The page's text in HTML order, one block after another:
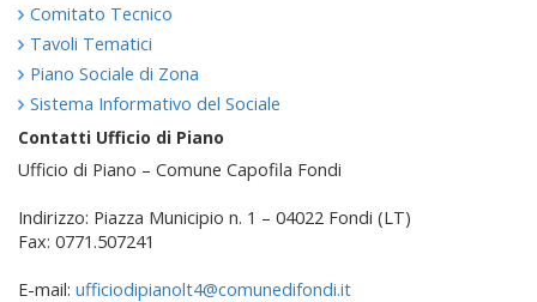
Comitato Tecnico
Tavoli Tematici
Piano Sociale di Zona
Sistema Informativo del Sociale
Contatti Ufficio di Piano
Ufficio di Piano – Comune Capofila Fondi
Indirizzo: Piazza Municipio n. 1 – 04022 Fondi (LT)
Fax: 0771.507241
E-mail: ufficiodipianolt4@comunedifondi.it